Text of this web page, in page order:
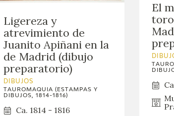
Ligereza y
atrevimiento de
Juanito Apiñani en la
de Madrid (dibujo
preparatorio)
DIBUJOS
TAUROMAQUIA (ESTAMPAS Y
DIBUJOS, 1814-1816)
Ca. 1814 - 1816
El